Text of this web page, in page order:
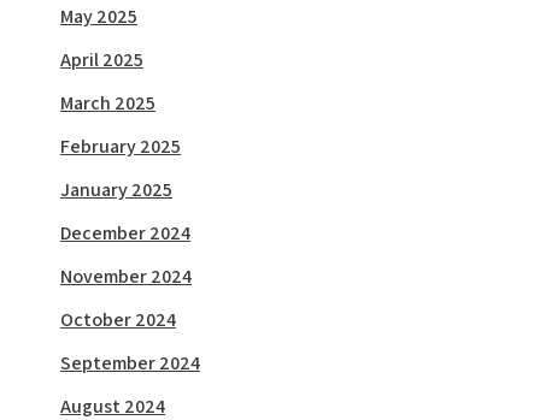
May 2025
April 2025
March 2025
February 2025
January 2025
December 2024
November 2024
October 2024
September 2024
August 2024